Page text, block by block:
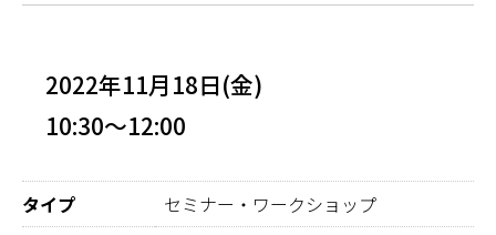
2022年11月18日(金)
10:30～12:00
タイプ
セミナー・ワークショップ